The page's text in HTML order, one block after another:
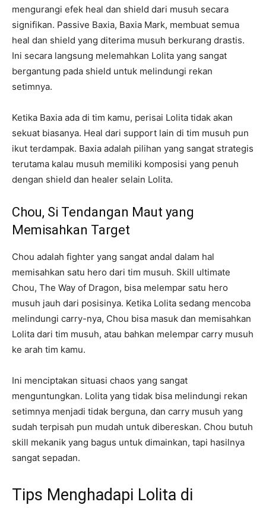
mengurangi efek heal dan shield dari musuh secara
signifikan. Passive Baxia, Baxia Mark, membuat semua
heal dan shield yang diterima musuh berkurang drastis.
Ini secara langsung melemahkan Lolita yang sangat
bergantung pada shield untuk melindungi rekan
setimnya.
Ketika Baxia ada di tim kamu, perisai Lolita tidak akan
sekuat biasanya. Heal dari support lain di tim musuh pun
ikut terdampak. Baxia adalah pilihan yang sangat strategis
terutama kalau musuh memiliki komposisi yang penuh
dengan shield dan healer selain Lolita.
Chou, Si Tendangan Maut yang
Memisahkan Target
Chou adalah fighter yang sangat andal dalam hal
memisahkan satu hero dari tim musuh. Skill ultimate
Chou, The Way of Dragon, bisa melempar satu hero
musuh jauh dari posisinya. Ketika Lolita sedang mencoba
melindungi carry-nya, Chou bisa masuk dan memisahkan
Lolita dari tim musuh, atau bahkan melempar carry musuh
ke arah tim kamu.
Ini menciptakan situasi chaos yang sangat
menguntungkan. Lolita yang tidak bisa melindungi rekan
setimnya menjadi tidak berguna, dan carry musuh yang
sudah terpisah pun mudah untuk dibereskan. Chou butuh
skill mekanik yang bagus untuk dimainkan, tapi hasilnya
sangat sepadan.
Tips Menghadapi Lolita di